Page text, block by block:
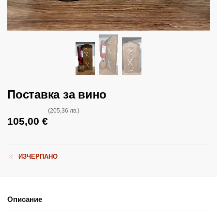
Поставка за вино
105,00 €
(205,36 лв.)
ИЗЧЕРПАНО
Описание